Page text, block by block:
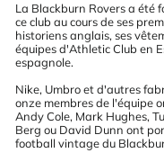
La Blackburn Rovers a été
ce club au cours de ses
historiens anglais, ses
équipes d'Athletic Club en
espagnole.
Nike, Umbro et d'autres
onze membres de l'équipe
Andy Cole, Mark Hughes,
Berg ou David Dunn ont
football vintage du